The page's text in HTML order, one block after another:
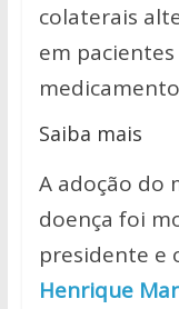
colaterais
em
Saiba mais
A adoção do
doença foi
presidente e
Henrique